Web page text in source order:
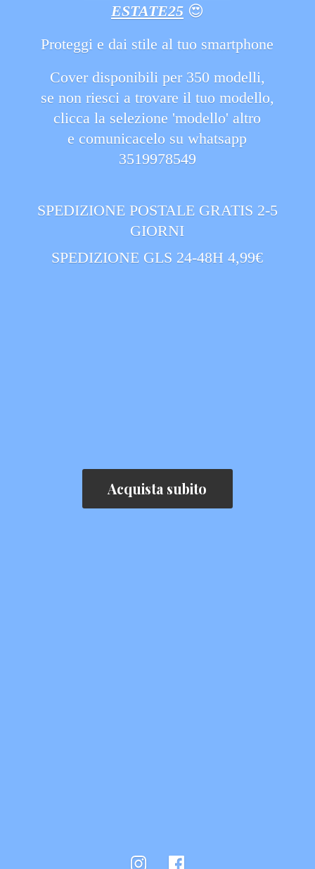
ESTATE25😍
Proteggi e dai stile al tuo smartphone
Cover disponibili per 350 modelli,
se non riesci a trovare il tuo modello,
clicca la selezione 'modello' altro
e comunicacelo su whatsapp
3519978549
SPEDIZIONE POSTALE GRATIS 2-5
GIORNI
SPEDIZIONE GLS 24-48H 4,99€
Acquista subito